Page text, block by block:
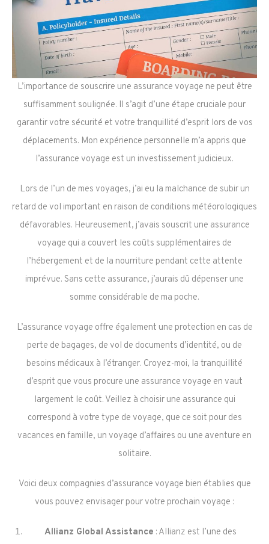
L’importance de souscrire une assurance voyage ne peut être
suffisamment soulignée. Il s’agit d’une étape cruciale pour
garantir votre sécurité et votre tranquillité d’esprit lors de vos
déplacements. Mon expérience personnelle m’a appris que
l’assurance voyage est un investissement judicieux.
Lors de l’un de mes voyages, j’ai eu la malchance de subir un
retard de vol important en raison de conditions météorologiques
défavorables. Heureusement, j’avais souscrit une assurance
voyage qui a couvert les coûts supplémentaires de
l’hébergement et de la nourriture pendant cette attente
imprévue. Sans cette assurance, j’aurais dû dépenser une
somme considérable de ma poche.
L’assurance voyage offre également une protection en cas de
perte de bagages, de vol de documents d’identité, ou de
besoins médicaux à l’étranger. Croyez-moi, la tranquillité
d’esprit que vous procure une assurance voyage en vaut
largement le coût. Veillez à choisir une assurance qui
correspond à votre type de voyage, que ce soit pour des
vacances en famille, un voyage d’affaires ou une aventure en
solitaire.
Voici deux compagnies d’assurance voyage bien établies que
vous pouvez envisager pour votre prochain voyage :
Allianz Global Assistance : Allianz est l’une des